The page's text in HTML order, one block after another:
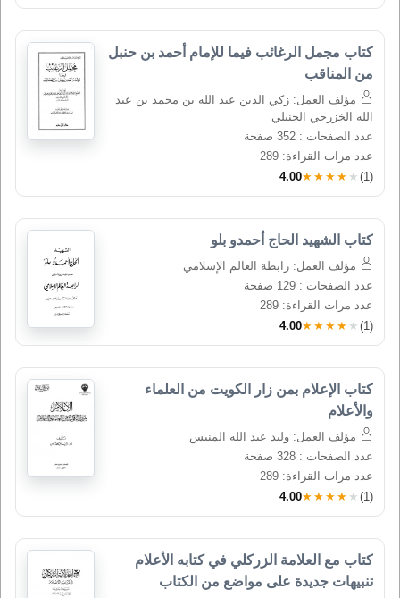
من المناقب
مؤلف العمل: زكي الدين عبد الله بن محمد بن عبد
الله الخزرجي الحنبلي
عدد الصفحات : 352 صفحة
عدد مرات القراءة: 289
4.00★★★★★ (1)
كتاب الشهيد الحاج أحمدو بلو
مؤلف العمل: رابطة العالم الإسلامي
عدد الصفحات : 129 صفحة
عدد مرات القراءة: 289
4.00★★★★★ (1)
والأعلام
مؤلف العمل: وليد عبد الله المنيس
عدد الصفحات : 328 صفحة
عدد مرات القراءة: 289
4.00★★★★★ (1)
تنبيهات جديدة على مواضع من الكتاب